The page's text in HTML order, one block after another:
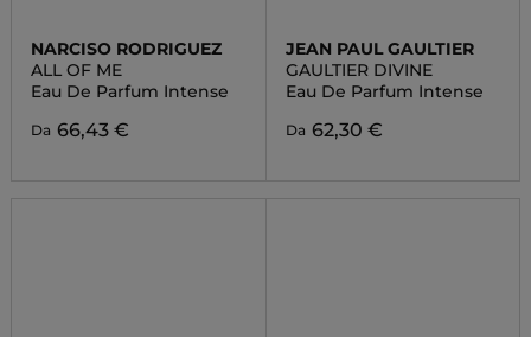
NARCISO RODRIGUEZ
ALL OF ME
Eau De Parfum Intense
Da 66,43 €
JEAN PAUL GAULTIER
GAULTIER DIVINE
Eau De Parfum Intense
Da 62,30 €